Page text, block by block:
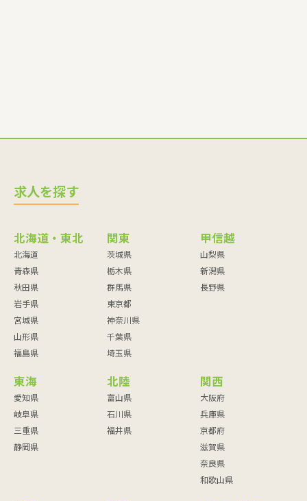
所等を利用する児童数は平成28年より88,062人（3.6%）の利
求人を探す
北海道・東北
北海道
青森県
秋田県
岩手県
宮城県
山形県
福島県
関東
茨城県
栃木県
群馬県
東京都
神奈川県
千葉県
埼玉県
甲信越
山梨県
新潟県
長野県
東海
愛知県
岐阜県
三重県
静岡県
北陸
富山県
石川県
福井県
関西
大阪府
兵庫県
京都府
滋賀県
奈良県
和歌山県